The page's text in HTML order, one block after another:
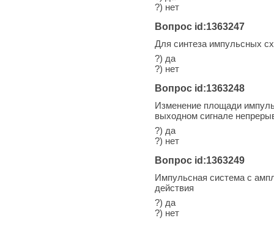
?) нет
Вопрос id:1363247
Для синтеза импульсных
?) да
?) нет
Вопрос id:1363248
Изменение площади
выходном сигнале
?) да
?) нет
Вопрос id:1363249
Импульсная система с
действия
?) да
?) нет